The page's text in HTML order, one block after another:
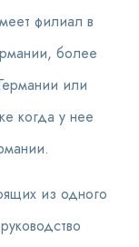
филиал в
более
или
когда у нее
из одного